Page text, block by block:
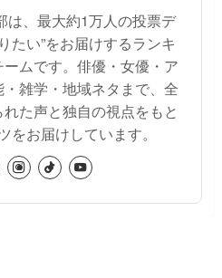
は、最大約1万人の投票デ
たい”をお届けするランキ
ムです。俳優・女優・ア
雑学・地域ネタまで、全
た声と独自の視点をもと
をお届けしています。